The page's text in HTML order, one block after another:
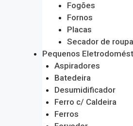
Fogões
Fornos
Placas
Secador de roupa
Pequenos
Aspiradores
Batedeira
Desumidificador
Ferro c/ Caldeira
Ferros